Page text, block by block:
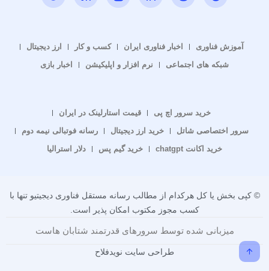
آموزش فناوری اخبار فناوری ایران کسب و کار
ارز دیجیتال
شبکه های اجتماعی
نرم افزار و اپلیکیشن اخبار بازی
خرید سرور اچ پی
قیمت استارلینک در ایران
سرور اختصاصی شاتل
خرید ارز دیجیتال
رسانه فوتبالی نیمه دوم
خرید اکانت chatgpt
خرید گیم پس دلار استرالیا
© کپی بخش یا کل هرکدام از مطالب رسانه مستقل فناوری دیجیتیو تنها با
کسب مجوز مکتوب امکان پذیر است.
میزبانی شده توسط سرورهای قدرتمند شتابان هاست
طراحی سایت نویدفلاح